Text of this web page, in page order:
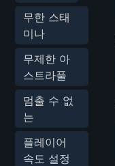
무한 스태
미나
무제한 아
스트라풀
멈출 수 없
는
플레이어
속도 설정